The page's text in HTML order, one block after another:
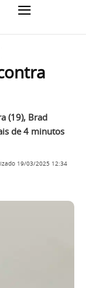
(19), Brad
de 4 minutos
19/03/2025 12:34